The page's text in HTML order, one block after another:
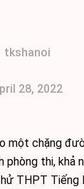
tkshanoi
28, 2022
một chặng
thi, khả
THPT